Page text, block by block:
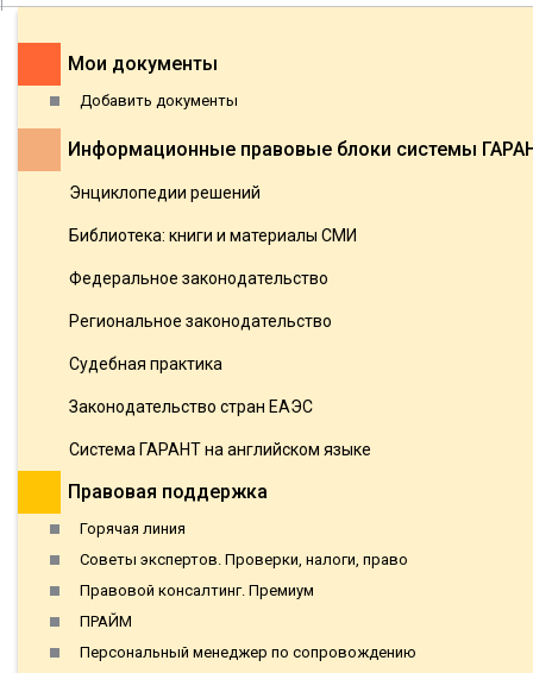
Мои документы
Добавить документы
Информационные правовые блоки системы
Энциклопедии решений
Библиотека: книги и материалы СМИ
Федеральное законодательство
Региональное законодательство
Судебная практика
Законодательство стран ЕАЭС
Система ГАРАНТ на английском языке
Правовая поддержка
Горячая линия
Советы экспертов. Проверки, налоги, право
Правовой консалтинг. Премиум
ПРАЙМ
Персональный менеджер по сопровождению